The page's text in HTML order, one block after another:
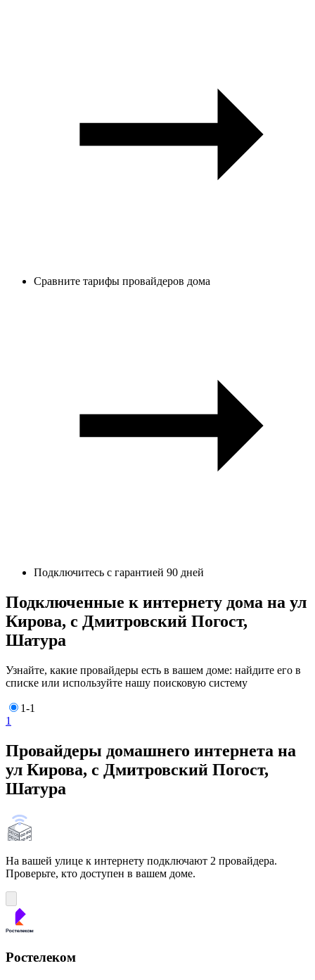
Сравните тарифы провайдеров дома
Подключитесь с гарантией 90 дней
Подключенные к интернету дома на ул
Кирова, с Дмитровский Погост,
Шатура
Узнайте, какие провайдеры есть в вашем доме: найдите его в
списке или используйте нашу поисковую систему
1-1
1
Провайдеры домашнего интернета на
ул Кирова, с Дмитровский Погост,
Шатура
На вашей улице к интернету подключают 2 провайдера.
Проверьте, кто доступен в вашем доме.
Ростелеком